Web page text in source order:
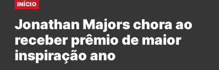
INÍCIO
Jonathan Majors chora ao
receber prêmio de maior
inspiração ano